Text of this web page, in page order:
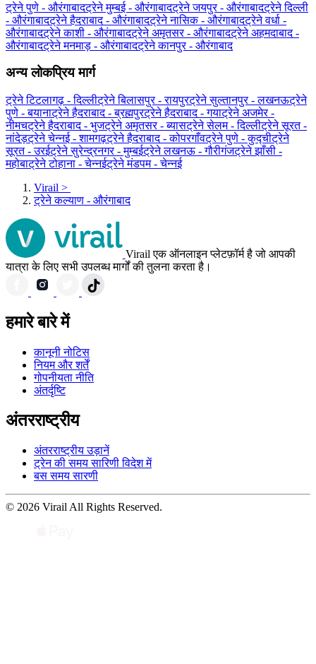
ट्रेने पुणे - औरंगाबादट्रेने मुम्बई - औरंगाबादट्रेने जयपुर - औरंगाबादट्रेने दिल्ली
- औरंगाबादट्रेने हैदराबाद - औरंगाबादट्रेने नासिक - औरंगाबादट्रेने वर्धा -
औरंगाबादट्रेने काशी - औरंगाबादट्रेने अमृतसर - औरंगाबादट्रेने अहमदाबाद -
औरंगाबादट्रेने मनमाड़ - औरंगाबादट्रेने कानपुर - औरंगाबाद
अन्य लोकप्रिय मार्ग
ट्रेने टिटलागढ़ - दिल्लीट्रेने बिलासपुर - रायपुरट्रेने सुल्तानपुर - लखनऊट्रेने
पुणे - बयानाट्रेने हैदराबाद - ब्रह्मपुरट्रेने हैदराबाद - गयाट्रेने अजमेर -
नीमचट्रेने हैदराबाद - भुजट्रेने अमृतसर - ब्यासट्रेने सेलम - दिल्लीट्रेने सूरत -
नांदेड़ट्रेने चेन्नई - शामगढ़ट्रेने हैदराबाद - कोपरगाँवट्रेने पुणे - कुद्चीट्रेने
सूरत - उरईट्रेने सुरेन्द्रनगर - मुम्बईट्रेने लखनऊ - गौरीगंजट्रेने झाँसी -
महोबाट्रेने टोहाना - चेन्नईट्रेने मंडपम - चेन्नई
Virail >
ट्रेने कल्याण - औरंगाबाद
Virail एक ऑनलाइन प्लेटफ़ॉर्म है जो आपकी
यात्रा के लिए सभी उपलब्ध मार्गों की तुलना करता है।
हमारे बारे में
कानूनी नोटिस
नियम और शर्तें
गोपनीयता नीति
अंतर्दृष्टि
अंतरराष्ट्रीय
अंतरराष्ट्रीय उड़ानें
ट्रेन की समय सारिणी विदेश में
बस समय सारणी
© 2026 Virail All Rights Reserved.